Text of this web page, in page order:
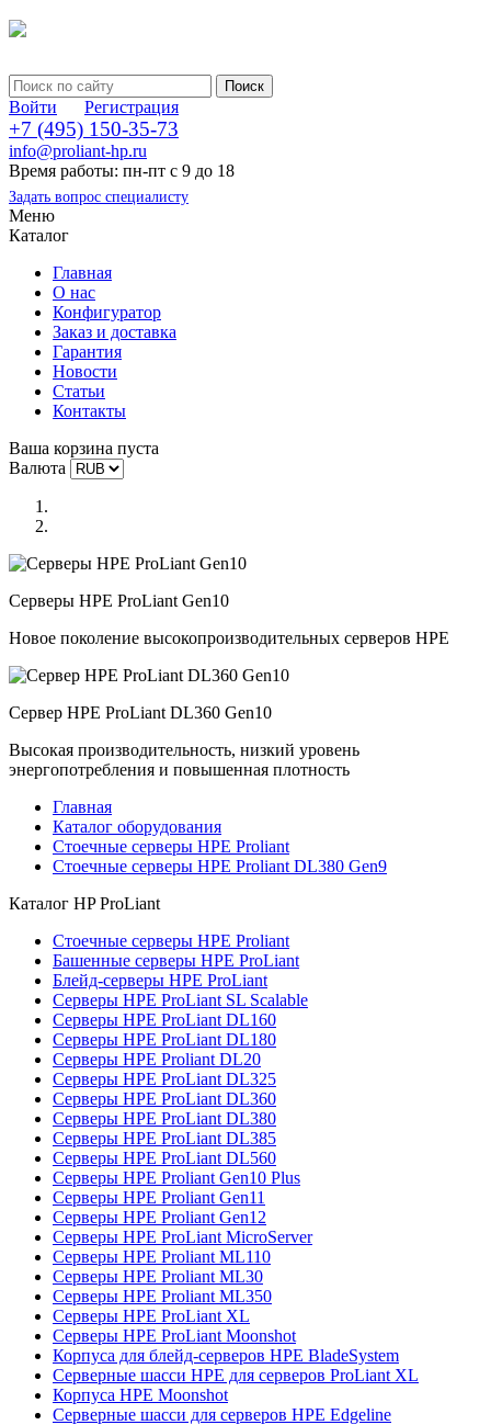
Войти Регистрация
+7 (495) 150-35-73
info@proliant-hp.ru
Время работы: пн-пт с 9 до 18
Задать вопрос специалисту
Меню
Каталог
Главная
О нас
Конфигуратор
Заказ и доставка
Гарантия
Новости
Статьи
Контакты
Ваша корзина пуста
Валюта
Серверы HPE ProLiant Gen10
Новое поколение высокопроизводительных серверов HPE
Сервер HPE ProLiant DL360 Gen10
Высокая производительность, низкий уровень
энергопотребления и повышенная плотность
Главная
Каталог оборудования
Стоечные серверы HPE Proliant
Стоечные серверы HPE Proliant DL380 Gen9
Каталог HP ProLiant
Стоечные серверы HPE Proliant
Башенные серверы HPE ProLiant
Блейд-серверы HPE ProLiant
Серверы HPE ProLiant SL Scalable
Серверы HPE ProLiant DL160
Серверы HPE ProLiant DL180
Серверы HPE Proliant DL20
Серверы HPE ProLiant DL325
Серверы HPE ProLiant DL360
Серверы HPE ProLiant DL380
Серверы HPE ProLiant DL385
Серверы HPE ProLiant DL560
Серверы HPE Proliant Gen10 Plus
Серверы HPE Proliant Gen11
Серверы HPE Proliant Gen12
Серверы HPE ProLiant MicroServer
Серверы HPE Proliant ML110
Серверы HPE Proliant ML30
Серверы HPE Proliant ML350
Серверы HPE ProLiant XL
Серверы HPE ProLiant Moonshot
Корпуса для блейд-серверов HPE BladeSystem
Серверные шасси HPE для серверов ProLiant XL
Корпуса HPE Moonshot
Серверные шасси для серверов HPE Edgeline